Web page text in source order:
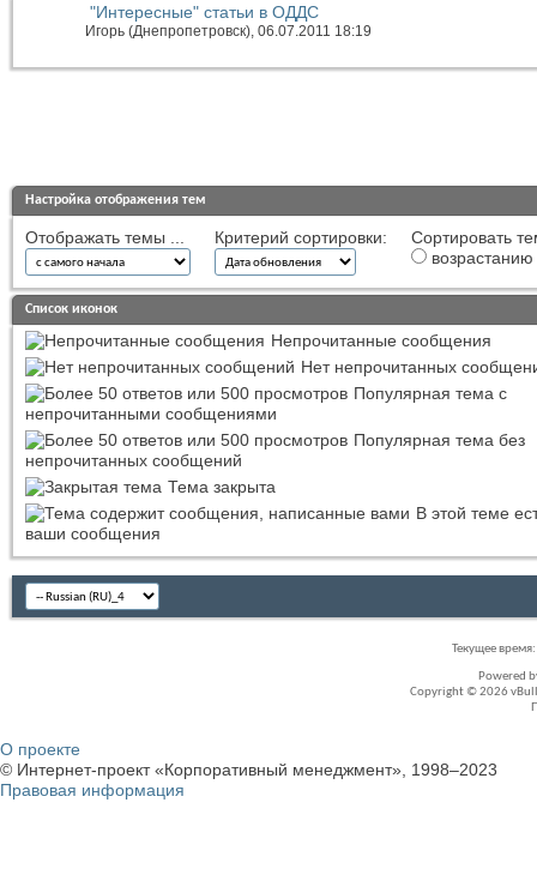
"Интересные" статьи в ОДДС
Игорь (Днепропетровск), 06.07.2011 18:19
Настройка отображения тем
Отображать темы ... Критерий сортировки:
Сортировать
возрастанию
Список иконок
Непрочитанные сообщения
Нет непрочитанных
Популярная тема с
непрочитанными сообщениями
Популярная тема без
непрочитанных сообщений
Тема закрыта
В этой теме
ваши сообщения
Текущее время:
Powered
Copyright © 2026
О проекте
© Интернет-проект «Корпоративный менеджмент», 1998–2023
Правовая информация